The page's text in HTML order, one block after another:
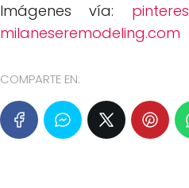
Imágenes vía:
milaneseremodeling.com
COMPARTE EN: